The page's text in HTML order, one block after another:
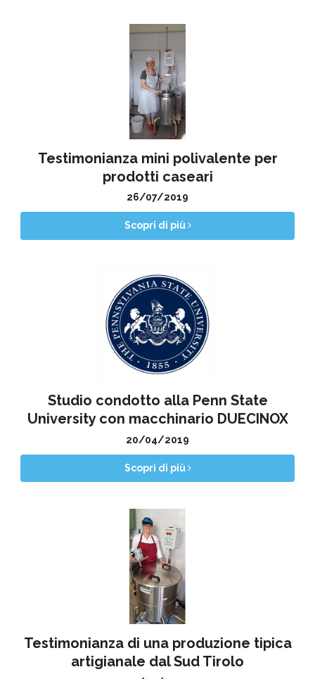
Testimonianza mini polivalente per
prodotti caseari
26/07/2019
Scopri di più
Studio condotto alla Penn State
University con macchinario DUECINOX
20/04/2019
Scopri di più
Testimonianza di una produzione tipica
artigianale dal Sud Tirolo